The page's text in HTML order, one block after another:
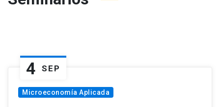
4 SEP
Microeconomía Aplicada